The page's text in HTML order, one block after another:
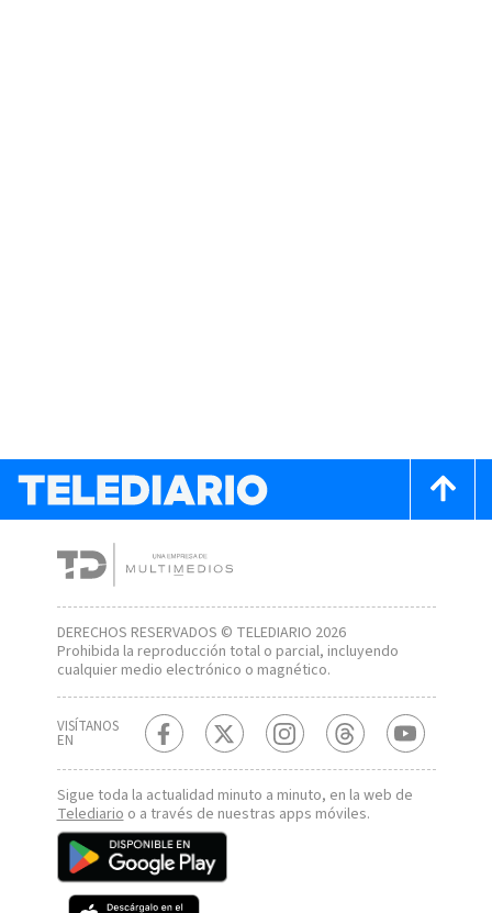
DERECHOS RESERVADOS © TELEDIARIO 2026
Prohibida la reproducción total o parcial, incluyendo
cualquier medio electrónico o magnético.
VISÍTANOS
EN
Sigue toda la actualidad minuto a minuto, en la web de
Telediarioo a través de nuestras apps móviles.